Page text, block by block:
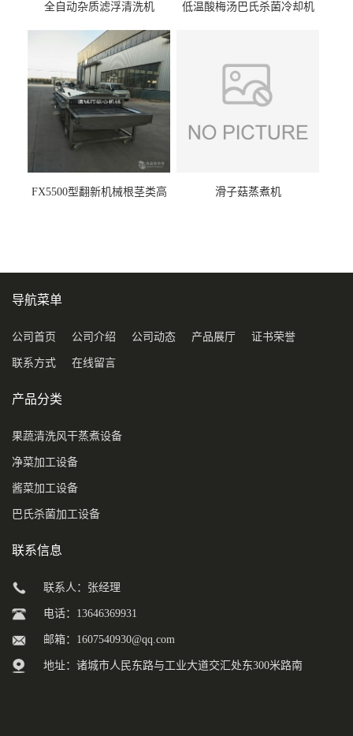
全自动杂质滤浮清洗机 低温酸梅汤巴氏杀菌冷却机
FX5500型翻新机械根茎类高
滑子菇蒸煮机
导航菜单
公司首页 公司介绍 公司动态 产品展厅 证书荣誉
联系方式 在线留言
产品分类
果蔬清洗风干蒸煮设备
净菜加工设备
酱菜加工设备
巴氏杀菌加工设备
联系信息
联系人：张经理
电话：13646369931
邮箱： 1607540930@qq.com
地址：诸城市人民东路与工业大道交汇处东300米路南